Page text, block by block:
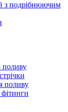
з подрібнюючим
поливу
поливу